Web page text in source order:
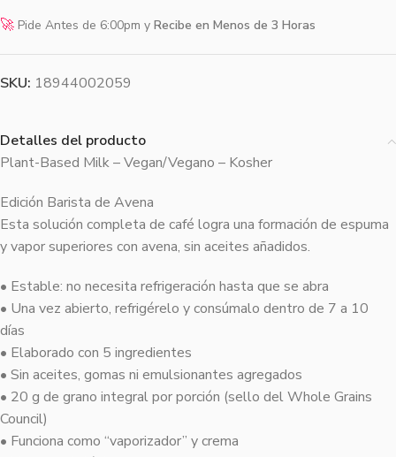
🚀 Pide Antes de 6:00pm y Recibe en Menos de 3 Horas
SKU: 18944002059
Detalles del producto
Plant-Based Milk – Vegan/Vegano – Kosher
Edición Barista de Avena
Esta solución completa de café logra una formación de espuma
y vapor superiores con avena, sin aceites añadidos.
• Estable: no necesita refrigeración hasta que se abra
• Una vez abierto, refrigérelo y consúmalo dentro de 7 a 10
días
• Elaborado con 5 ingredientes
• Sin aceites, gomas ni emulsionantes agregados
• 20 g de grano integral por porción (sello del Whole Grains
Council)
• Funciona como “vaporizador” y crema